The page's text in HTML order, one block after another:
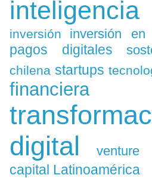
inversión inversión en
pagos digitales
chilena startups
financiera
digital
venture
capital Latinoamérica